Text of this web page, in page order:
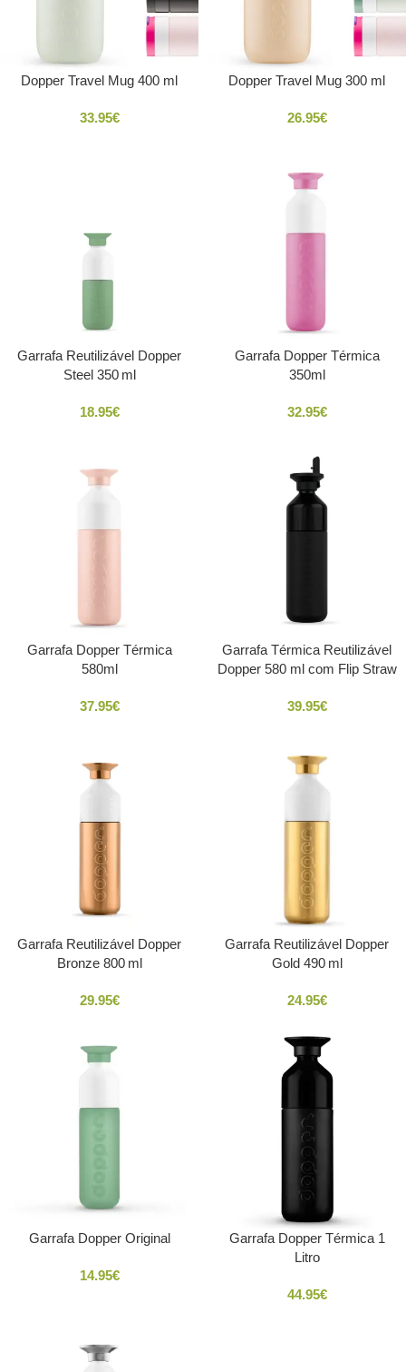
Dopper Travel Mug 400 ml
33.95€
Dopper Travel Mug 300 ml
26.95€
Garrafa Reutilizável Dopper
Steel 350 ml
18.95€
Garrafa Dopper Térmica
350ml
32.95€
Garrafa Dopper Térmica
580ml
37.95€
Garrafa Térmica Reutilizável
Dopper 580 ml com Flip Straw
39.95€
Garrafa Reutilizável Dopper
Bronze 800 ml
29.95€
Garrafa Reutilizável Dopper
Gold 490 ml
24.95€
Garrafa Dopper Original
14.95€
Garrafa Dopper Térmica 1
Litro
44.95€